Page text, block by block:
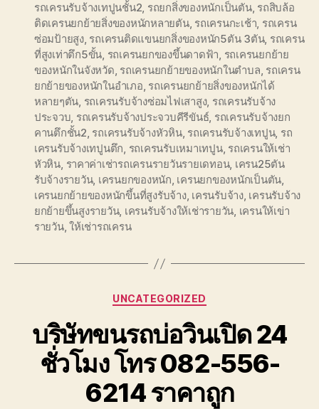
รถเครนรับจ้างเทปูนชั้น2, รถยกสิ่งของหนักเป็นตัน, รถสิบล้อ
ติดเครนยกย้ายสิ่งของหนักหลายตัน, รถเครนกะเช้า, รถเครน
ซ่อมป้ายสูง, รถเครนติดแขนยกสิ่งของหนัก5ตัน 3ตัน, รถเครน
ที่สูงเท่าตึก5ขั้น, รถเครนยกของขึ้นดาดฟ้า, รถเครนยกย้าย
ของหนักในจังหวัด, รถเครนยกย้ายของหนักในตำบล, รถเครน
ยกย้ายของหนักในอำเภอ, รถเครนยกย้ายสิ่งของหนักได้
หลายๆตัน, รถเครนรับจ้างซ่อมไฟเสาสูง, รถเครนรับจ้าง
ประจวบ, รถเครนรับจ้างประจวบคีรีขันธ์, รถเครนรับจ้างยก
คานตึกชั้น2, รถเครนรับจ้างหัวหิน, รถเครนรับจ้างเทปูน, รถ
เครนรับจ้างเทปูนตึก, รถเครนรับเหมาเทปูน, รถเครนให้เช่า
หัวหิน, ราคาค่าเช่ารถเครนรายวันรายเดทอน, เครน25ตัน
รับจ้างรายวัน, เครนยกของหนัก, เครนยกของหนักเป็นตัน,
เครนยกย้ายของหนักขึ้นที่สูงรับจ้าง, เครนรับจ้าง, เครนรับจ้าง
ยกย้ายขึ้นสูงรายวัน, เครนรับจ้างให้เช่ารายวัน, เครนให้เข่า
รายวัน,ให้เช่ารถเครน
Categories
UNCATEGORIZED
บริษัทขนรถบ่อวินเปิด 24
ชั่วโมง โทร 082-556-
6214 ราคาถูก